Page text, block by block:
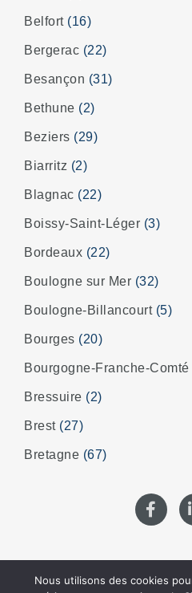
Belfort (16)
Bergerac (22)
Besançon (31)
Bethune (2)
Beziers (29)
Biarritz (2)
Blagnac (22)
Boissy-Saint-Léger (3)
Bordeaux (22)
Boulogne sur Mer (32)
Boulogne-Billancourt (5)
Bourges (20)
Bourgogne-Franche-Comté
Bressuire (2)
Brest (27)
Bretagne (67)
Nous utilisons des cookies